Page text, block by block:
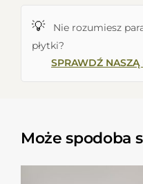
💡
Nie rozumiesz
płytki?
SPRAWDŹ
Może spodoba